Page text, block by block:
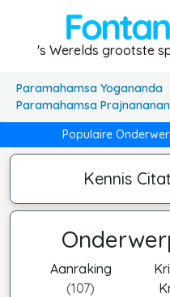
's Werelds grootste
Paramahamsa Yogananda
Paramahamsa
Populaire
Kennis
Aanraking
(107)